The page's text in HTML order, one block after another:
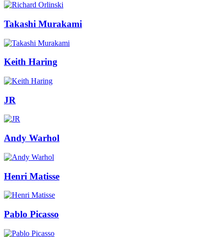
Takashi Murakami
Keith Haring
JR
Andy Warhol
Henri Matisse
Pablo Picasso